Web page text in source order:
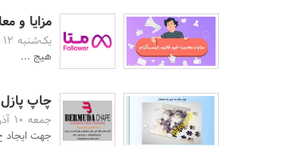
مزایا و
یک‌شنبه 12 آذر 02، 17:56 -
هیج ...
چاپ پازل
جمعه 10 آذر 02، 14:00 -
جهت ایجاد